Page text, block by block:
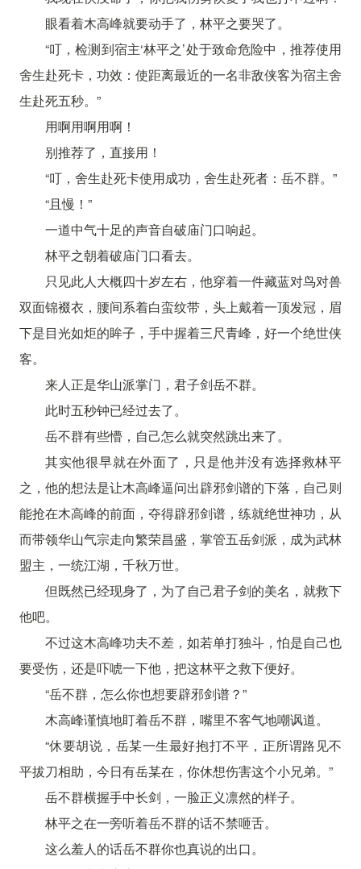
眼看着木高峰就要动手了，林平之要哭了。
“叮，检测到宿主‘林平之’处于致命危险中，推荐使用
舍生赴死卡，功效：使距离最近的一名非敌侠客为宿主舍
生赴死五秒。”
用啊用啊用啊！
别推荐了，直接用！
“叮，舍生赴死卡使用成功，舍生赴死者：岳不群。”
“且慢！”
一道中气十足的声音自破庙门口响起。
林平之朝着破庙门口看去。
只见此人大概四十岁左右，他穿着一件藏蓝对鸟对兽
双面锦裰衣，腰间系着白蛮纹带，头上戴着一顶发冠，眉
下是目光如炬的眸子，手中握着三尺青峰，好一个绝世侠
客。
来人正是华山派掌门，君子剑岳不群。
此时五秒钟已经过去了。
岳不群有些懵，自己怎么就突然跳出来了。
其实他很早就在外面了，只是他并没有选择救林平
之，他的想法是让木高峰逼问出辟邪剑谱的下落，自己则
能抢在木高峰的前面，夺得辟邪剑谱，练就绝世神功，从
而带领华山气宗走向繁荣昌盛，掌管五岳剑派，成为武林
盟主，一统江湖，千秋万世。
但既然已经现身了，为了自己君子剑的美名，就救下
他吧。
不过这木高峰功夫不差，如若单打独斗，怕是自己也
要受伤，还是吓唬一下他，把这林平之救下便好。
“岳不群，怎么你也想要辟邪剑谱？”
木高峰谨慎地盯着岳不群，嘴里不客气地嘲讽道。
“休要胡说，岳某一生最好抱打不平，正所谓路见不
平拔刀相助，今日有岳某在，你休想伤害这个小兄弟。”
岳不群横握手中长剑，一脸正义凛然的样子。
林平之在一旁听着岳不群的话不禁咂舌。
这么羞人的话岳不群你也真说的出口。